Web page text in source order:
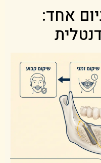
אחד: